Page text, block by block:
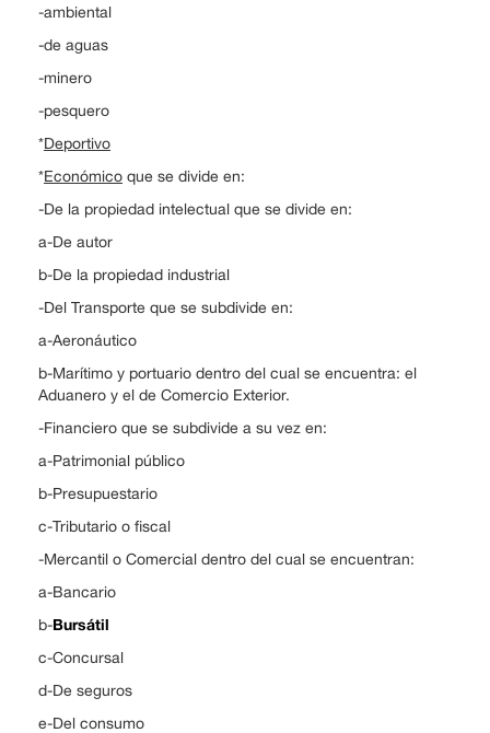
-ambiental
-de aguas
-minero
-pesquero
*Deportivo
*Económico que se divide en:
-De la propiedad intelectual que se divide en:
a-De autor
b-De la propiedad industrial
-Del Transporte que se subdivide en:
a-Aeronáutico
b-Marítimo y portuario dentro del cual se encuentra: el
Aduanero y el de Comercio Exterior.
-Financiero que se subdivide a su vez en:
a-Patrimonial público
b-Presupuestario
c-Tributario o fiscal
-Mercantil o Comercial dentro del cual se encuentran:
a-Bancario
b-Bursátil
c-Concursal
d-De seguros
e-Del consumo